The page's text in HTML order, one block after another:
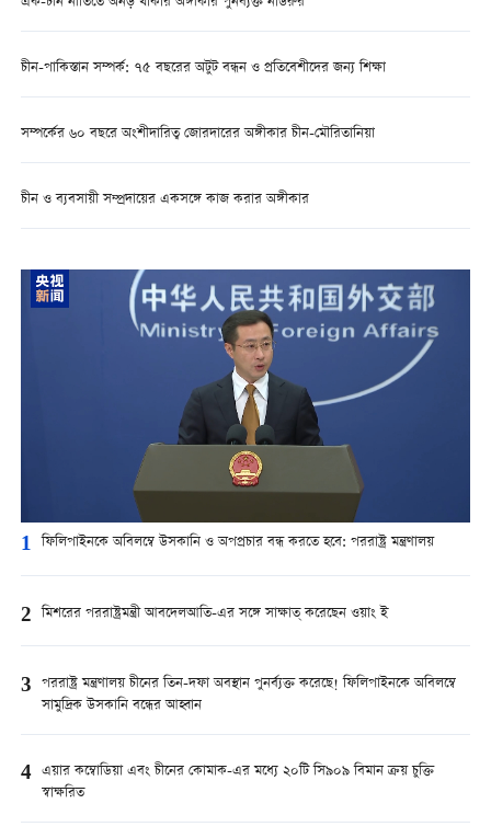
চীন-পাকিস্তান সম্পর্ক: ৭৫ বছরের অটুট বন্ধন ও প্রতিবেশীদের জন্য শিক্ষা
সম্পর্কের ৬০ বছরে অংশীদারিত্ব জোরদারের অঙ্গীকার চীন-মৌরিতানিয়া
চীন ও ব্যবসায়ী সম্প্রদায়ের একসঙ্গে কাজ করার অঙ্গীকার
1 ফিলিপাইনকে অবিলম্বে উসকানি ও অপপ্রচার বন্ধ করতে হবে: পররাষ্ট্র মন্ত্রণালয়
2 মিশরের পররাষ্ট্রমন্ত্রী আবদেলআতি-এর সঙ্গে সাক্ষাত্ করেছেন ওয়াং ই
3 পররাষ্ট্র মন্ত্রণালয় চীনের তিন-দফা অবস্থান পুনর্ব্যক্ত করেছে! ফিলিপাইনকে অবিলম্বে
সামুদ্রিক উসকানি বন্ধের আহ্বান
4 এয়ার কম্বোডিয়া এবং চীনের কোমাক-এর মধ্যে ২০টি সি৯০৯ বিমান ক্রয় চুক্তি
স্বাক্ষরিত